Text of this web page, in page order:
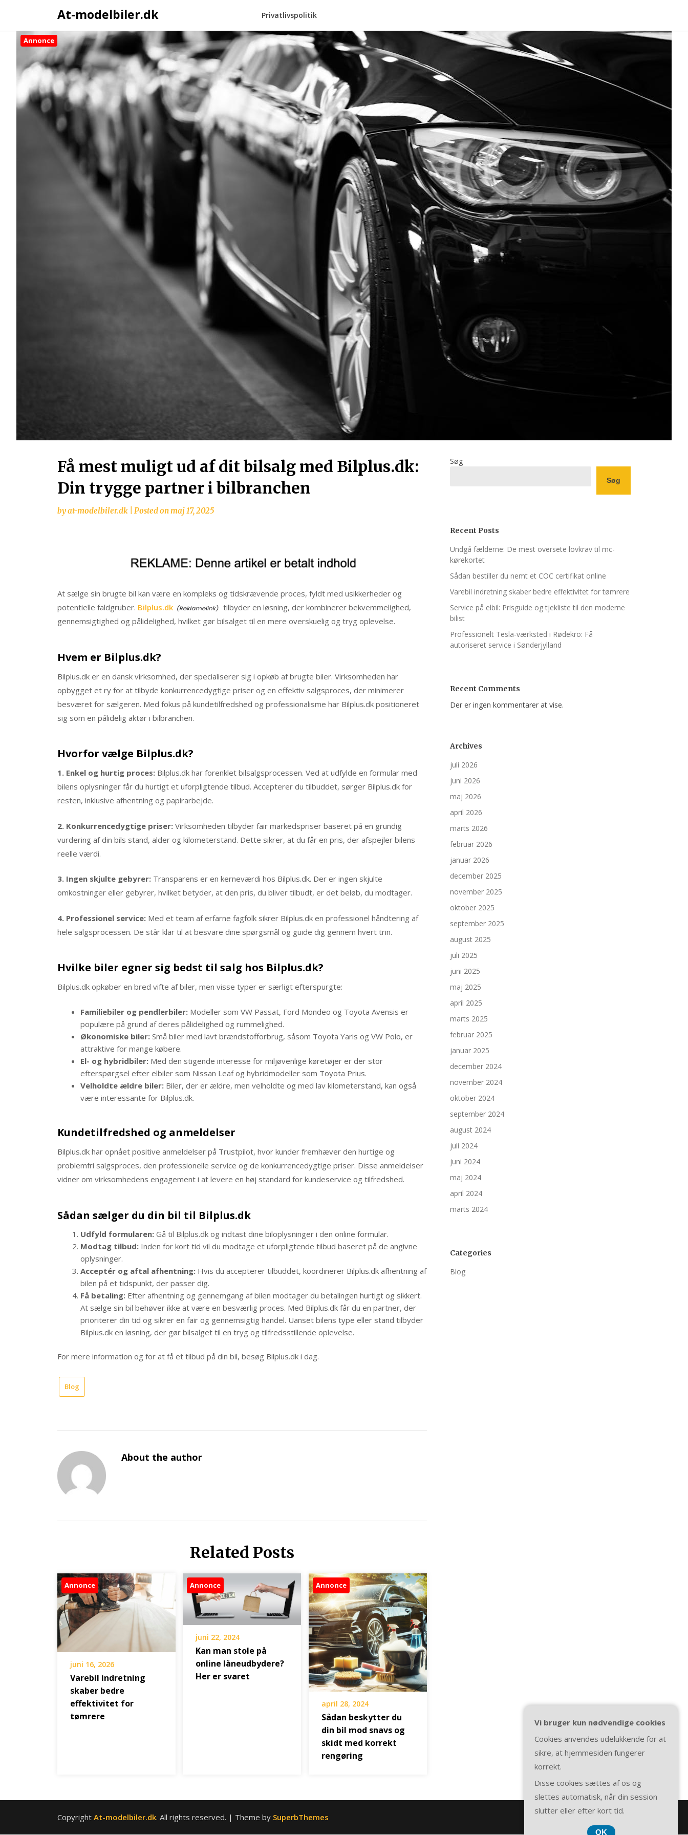
At-modelbiler.dk Privatlivspolitik
Skip
to
content
Annonce
Få mest muligt ud af dit bilsalg med Bilplus.dk:
Din trygge partner i bilbranchen​
byat-modelbiler.dk Posted onmaj 17, 2025
At sælge sin brugte bil kan være en kompleks og tidskrævende proces, fyldt med usikkerheder og
potentielle faldgruber. Bilplus.dk
tilbyder en løsning, der kombinerer bekvemmelighed,
gennemsigtighed og pålidelighed, hvilket gør bilsalget til en mere overskuelig og tryg oplevelse.​
Hvem er Bilplus.dk?​
Bilplus.dk er en dansk virksomhed, der specialiserer sig i opkøb af brugte biler. Virksomheden har
opbygget et ry for at tilbyde konkurrencedygtige priser og en effektiv salgsproces, der minimerer
besværet for sælgeren. Med fokus på kundetilfredshed og professionalisme har Bilplus.dk positioneret
sig som en pålidelig aktør i bilbranchen.​
Hvorfor vælge Bilplus.dk?​
1. Enkel og hurtig proces: Bilplus.dk har forenklet bilsalgsprocessen. Ved at udfylde en formular med
bilens oplysninger får du hurtigt et uforpligtende tilbud. Accepterer du tilbuddet, sørger Bilplus.dk for
resten, inklusive afhentning og papirarbejde.​
2. Konkurrencedygtige priser: Virksomheden tilbyder fair markedspriser baseret på en grundig
vurdering af din bils stand, alder og kilometerstand. Dette sikrer, at du får en pris, der afspejler bilens
reelle værdi.​
3. Ingen skjulte gebyrer: Transparens er en kerneværdi hos Bilplus.dk. Der er ingen skjulte
omkostninger eller gebyrer, hvilket betyder, at den pris, du bliver tilbudt, er det beløb, du modtager.​
4. Professionel service: Med et team af erfarne fagfolk sikrer Bilplus.dk en professionel håndtering af
hele salgsprocessen. De står klar til at besvare dine spørgsmål og guide dig gennem hvert trin.​
Hvilke biler egner sig bedst til salg hos Bilplus.dk?​
Bilplus.dk opkøber en bred vifte af biler, men visse typer er særligt efterspurgte:​
Familiebiler og pendlerbiler: Modeller som VW Passat, Ford Mondeo og Toyota Avensis er
populære på grund af deres pålidelighed og rummelighed.​
Økonomiske biler: Små biler med lavt brændstofforbrug, såsom Toyota Yaris og VW Polo, er
attraktive for mange købere.​
El- og hybridbiler: Med den stigende interesse for miljøvenlige køretøjer er der stor
efterspørgsel efter elbiler som Nissan Leaf og hybridmodeller som Toyota Prius.​
Velholdte ældre biler: Biler, der er ældre, men velholdte og med lav kilometerstand, kan også
være interessante for Bilplus.dk.​
Kundetilfredshed og anmeldelser​
Bilplus.dk har opnået positive anmeldelser på Trustpilot, hvor kunder fremhæver den hurtige og
problemfri salgsproces, den professionelle service og de konkurrencedygtige priser. Disse anmeldelser
vidner om virksomhedens engagement i at levere en høj standard for kundeservice og tilfredshed.​
Sådan sælger du din bil til Bilplus.dk​
Udfyld formularen: Gå til Bilplus.dk og indtast dine biloplysninger i den online formular.​
Modtag tilbud: Inden for kort tid vil du modtage et uforpligtende tilbud baseret på de angivne
oplysninger.​
Acceptér og aftal afhentning: Hvis du accepterer tilbuddet, koordinerer Bilplus.dk afhentning af
bilen på et tidspunkt, der passer dig.​
Få betaling: Efter afhentning og gennemgang af bilen modtager du betalingen hurtigt og sikkert.​
At sælge sin bil behøver ikke at være en besværlig proces. Med Bilplus.dk får du en partner, der
prioriterer din tid og sikrer en fair og gennemsigtig handel. Uanset bilens type eller stand tilbyder
Bilplus.dk en løsning, der gør bilsalget til en tryg og tilfredsstillende oplevelse.​
For mere information og for at få et tilbud på din bil, besøg Bilplus.dk i dag.
Blog
About the author
Related Posts
Annonce
juni 16, 2026
Varebil indretning
skaber bedre
effektivitet for
tømrere
Annonce
juni 22, 2024
Kan man stole på
online låneudbydere?
Her er svaret
Annonce
april 28, 2024
Sådan beskytter du
din bil mod snavs og
skidt med korrekt
rengøring
Søg
Søg
Recent Posts
Undgå fælderne: De mest oversete lovkrav til mc-
kørekortet
Sådan bestiller du nemt et COC certifikat online
Varebil indretning skaber bedre effektivitet for tømrere
Service på elbil: Prisguide og tjekliste til den moderne
bilist
Professionelt Tesla-værksted i Rødekro: Få
autoriseret service i Sønderjylland
Recent Comments
Der er ingen kommentarer at vise.
Archives
juli 2026
juni 2026
maj 2026
april 2026
marts 2026
februar 2026
januar 2026
december 2025
november 2025
oktober 2025
september 2025
august 2025
juli 2025
juni 2025
maj 2025
april 2025
marts 2025
februar 2025
januar 2025
december 2024
november 2024
oktober 2024
september 2024
august 2024
juli 2024
juni 2024
maj 2024
april 2024
marts 2024
Categories
Blog
Copyright At-modelbiler.dk. All rights reserved. | Theme by SuperbThemes
Vi bruger kun nødvendige cookies
Cookies anvendes udelukkende for at
sikre, at hjemmesiden fungerer
korrekt.
Disse cookies sættes af os og
slettes automatisk, når din session
slutter eller efter kort tid.
OK